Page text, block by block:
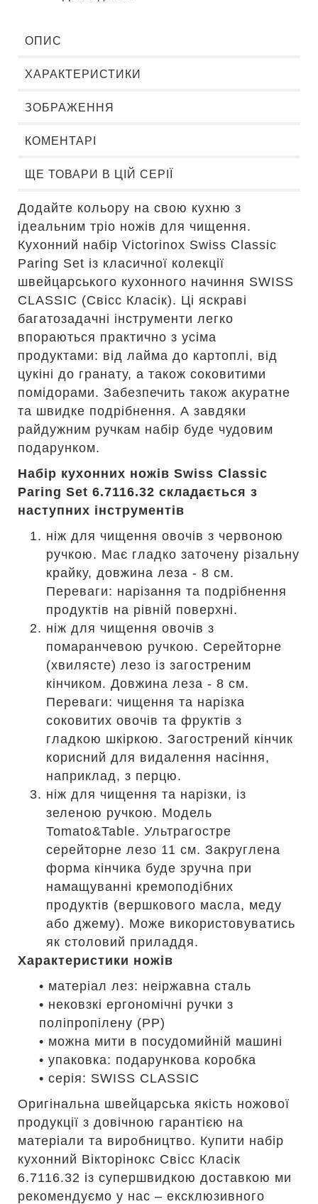
ОПИС
ХАРАКТЕРИСТИКИ
ЗОБРАЖЕННЯ
КОМЕНТАРІ
ЩЕ ТОВАРИ В ЦІЙ СЕРІЇ
Додайте кольору на свою кухню з
ідеальним тріо ножів для чищення.
Кухонний набір Victorinox Swiss Classic
Paring Set із класичної колекції
швейцарського кухонного начиння SWISS
CLASSIC (Свісс Класік). Ці яскраві
багатозадачні інструменти легко
впораються практично з усіма
продуктами: від лайма до картоплі, від
цукіні до гранату, а також соковитими
помідорами. Забезпечить також акуратне
та швидке подрібнення. А завдяки
райдужним ручкам набір буде чудовим
подарунком.
Набір кухонних ножів Swiss Classic
Paring Set 6.7116.32 складається з
наступних інструментів
ніж для чищення овочів з червоною
ручкою. Має гладко заточену різальну
крайку, довжина леза - 8 см.
Переваги: нарізання та подрібнення
продуктів на рівній поверхні.
ніж для чищення овочів з
помаранчевою ручкою. Серейторне
(хвилясте) лезо із загостреним
кінчиком. Довжина леза - 8 см.
Переваги: чищення та нарізка
соковитих овочів та фруктів з
гладкою шкіркою. Загострений кінчик
корисний для видалення насіння,
наприклад, з перцю.
ніж для чищення та нарізки, із
зеленою ручкою. Модель
Tomato&Table. Ультрагостре
серейторне лезо 11 см. Закруглена
форма кінчика буде зручна при
намащуванні кремоподібних
продуктів (вершкового масла, меду
або джему). Може використовуватись
як столовий приладдя.
Характеристики ножів
• матеріал лез: неіржавна сталь
• нековзкі ергономічні ручки з
поліпропілену (PP)
• можна мити в посудомийній машині
• упаковка: подарункова коробка
• серія: SWISS CLASSIC
Оригінальна швейцарська якість ножової
продукції з довічною гарантією на
матеріали та виробництво. Купити набір
кухонний Вікторінокс Свісс Класік
6.7116.32 із супершвидкою доставкою ми
рекомендуємо у нас – ексклюзивного